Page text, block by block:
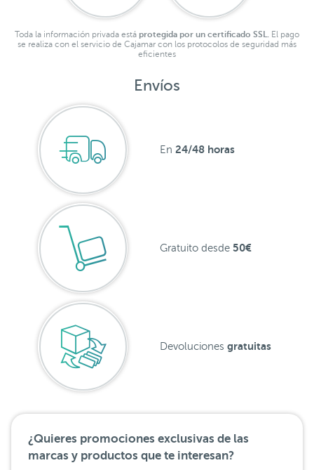
Toda la información privada está protegida por un certificado SSL.
El pago
se realiza con el servicio de Cajamar con los protocolos de seguridad más
eficientes
Envíos
En 24/48 horas
Gratuito desde 50€
Devoluciones gratuitas
¿Quieres promociones exclusivas de las
marcas y productos que te interesan?